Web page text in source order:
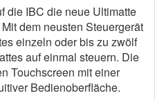
die IBC die neue Ultimatte
dem neusten Steuergerät
einzeln oder bis zu zwölf
auf einmal steuern. Die
Touchscreen mit einer
Bedienoberfläche.